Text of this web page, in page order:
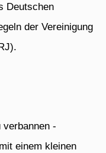
Deutschen
der Vereinigung
-
einem kleinen